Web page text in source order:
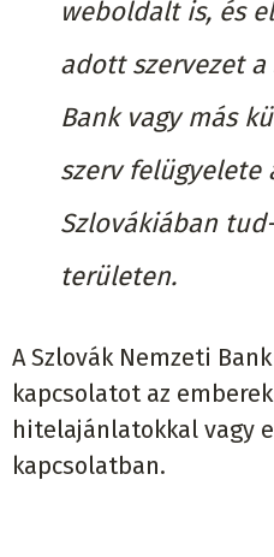
weboldalt is, és
adott szervezet a
Bank vagy más
szerv
Szlovákiában
területen.
A Szlovák Nemzeti
kapcsolatot az
hitelajánlatokkal vagy
kapcsolatban.